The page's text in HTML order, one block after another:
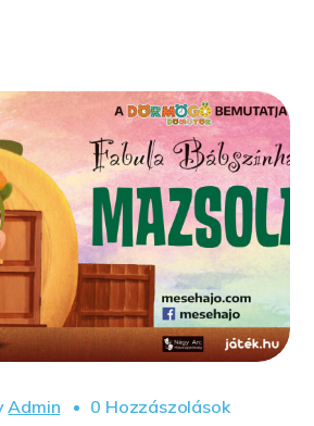
Admin 0 Hozzászolások